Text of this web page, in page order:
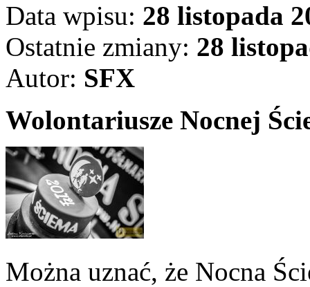
Data wpisu: 28 listopada
Ostatnie zmiany: 28
Autor: SFX
Wolontariusze Nocnej
Można uznać, że Nocna